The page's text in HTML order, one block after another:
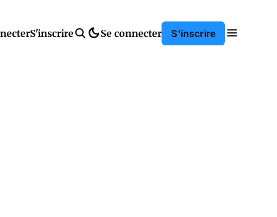
S'inscrire Se connecter S'inscrire